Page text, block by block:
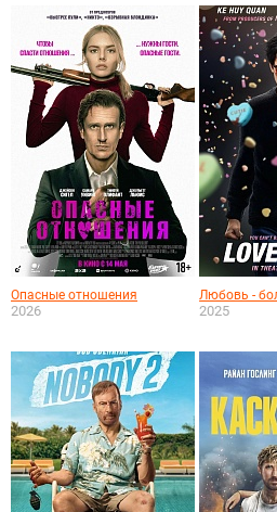
Опасные отношения
2026
Любовь -
2025